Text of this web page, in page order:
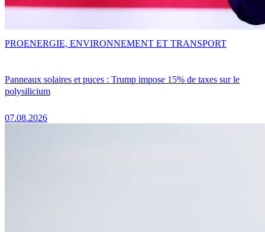
Panneaux solaires et puces : Trump impose 15% de taxes sur le
polysilicium
07.08.2026
PROENERGIE, ENVIRONNEMENT ET TRANSPORT